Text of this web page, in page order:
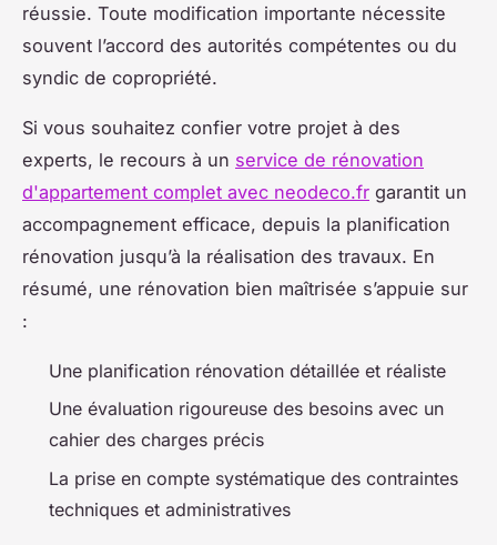
réussie. Toute modification importante nécessite
souvent l’accord des autorités compétentes ou du
syndic de copropriété.
Si vous souhaitez confier votre projet à des
experts, le recours à un service de rénovation
d'appartement complet avec neodeco.fr garantit un
accompagnement efficace, depuis la planification
rénovation jusqu’à la réalisation des travaux. En
résumé, une rénovation bien maîtrisée s’appuie sur
:
Une planification rénovation détaillée et réaliste
Une évaluation rigoureuse des besoins avec un
cahier des charges précis
La prise en compte systématique des contraintes
techniques et administratives